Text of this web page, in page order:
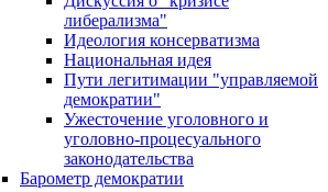
либерализма"
Идеология консерватизма
Национальная идея
Пути легитимации "управляемой
демократии"
Ужесточение уголовного и
уголовно-процесуального
законодательства
Барометр демократии